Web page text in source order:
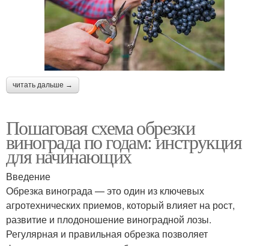
читать дальше →
Пошаговая схема обрезки
винограда по годам: инструкция
для начинающих
Введение
Обрезка винограда — это один из ключевых
агротехнических приемов, который влияет на рост,
развитие и плодоношение виноградной лозы.
Регулярная и правильная обрезка позволяет